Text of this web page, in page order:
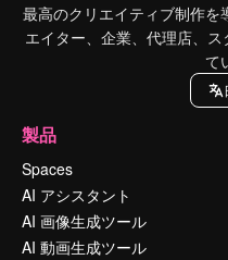
最高のクリエイティブ制作を
エイター、企業、代理店、
て
製品
Spaces
AI アシスタント
AI 画像生成ツール
AI 動画生成ツール